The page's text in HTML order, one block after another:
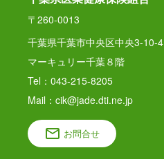
〒260-0013
千葉県千葉市中央区中央3-10-4
マーキュリー千葉８階
Tel：043-215-8205
Mail：cik@jade.dti.ne.jp
お問合せ